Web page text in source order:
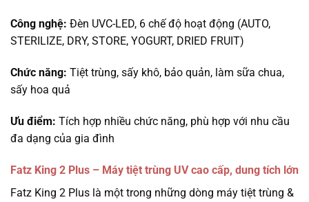
Công nghệ: Đèn UVC-LED, 6 chế độ hoạt động (AUTO,
STERILIZE, DRY, STORE, YOGURT, DRIED FRUIT)
Chức năng: Tiệt trùng, sấy khô, bảo quản, làm sữa chua,
sấy hoa quả
Ưu điểm: Tích hợp nhiều chức năng, phù hợp với nhu cầu
đa dạng của gia đình
Fatz King 2 Plus – Máy tiệt trùng UV cao cấp, dung tích lớn
Fatz King 2 Plus là một trong những dòng máy tiệt trùng &